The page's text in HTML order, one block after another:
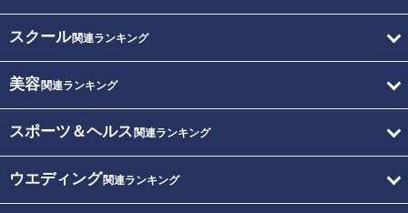
スクール関連ランキング
美容関連ランキング
スポーツ＆ヘルス 関連ランキング
ウエディング関連ランキング